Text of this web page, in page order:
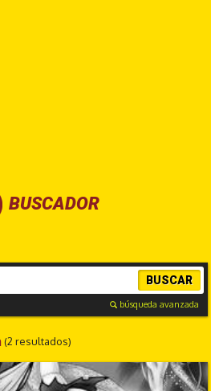
BUSCADOR
BUSCAR
búsqueda avanzada
(2 resultados)